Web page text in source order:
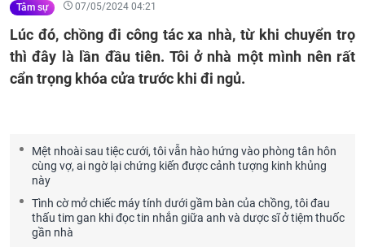
Tâm sự 07/05/2024 04:21
Lúc đó, chồng đi công tác xa nhà, từ khi chuyển trọ
thì đây là lần đầu tiên. Tôi ở nhà một mình nên rất
cẩn trọng khóa cửa trước khi đi ngủ.
Mệt nhoài sau tiệc cưới, tôi vẫn hào hứng vào phòng tân hôn
cùng vợ, ai ngờ lại chứng kiến được cảnh tượng kinh khủng
này
Tình cờ mở chiếc máy tính dưới gầm bàn của chồng, tôi đau
thấu tim gan khi đọc tin nhắn giữa anh và dược sĩ ở tiệm thuốc
gần nhà